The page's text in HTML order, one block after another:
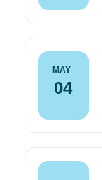
MAY
04